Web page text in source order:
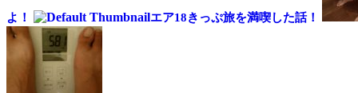
よ！ エア18きっぷ旅を満喫した話！